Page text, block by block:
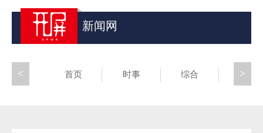
新闻网
首页 时事 综合 昆滇
>
<